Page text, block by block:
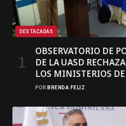
DESTACADAS
OBSERVATORIO DE
DE LA UASD
LOS MINISTERIOS
POR BRENDA FELIZ